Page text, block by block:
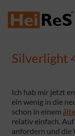
Silverlight
Ich hab mir jetzt
ein wenig in die
schon in einem
relativ einfach.
anfordern und die